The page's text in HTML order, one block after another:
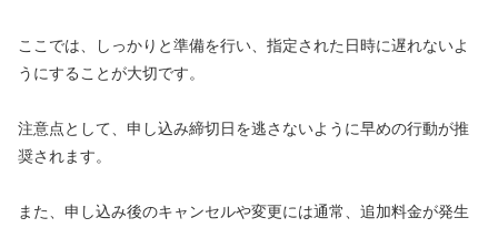
ここでは、しっかりと準備を行い、指定された日時に遅れないよ
うにすることが大切です。
注意点として、申し込み締切日を逃さないように早めの行動が推
奨されます。
また、申し込み後のキャンセルや変更には通常、追加料金が発生